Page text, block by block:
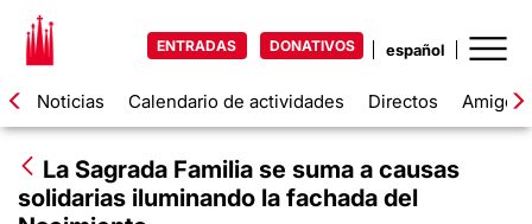
ENTRADAS DONATIVOS
Noticias Calendario de actividades Directos Amigos
La Sagrada Familia se suma a causas
solidarias iluminando la fachada del